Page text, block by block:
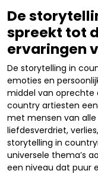
De
spreekt tot
ervaringen
De storytelling in
emoties en
middel van oprechte
country artiesten
met mensen van
liefdesverdriet,
storytelling in
universele thema’s
een niveau dat puur